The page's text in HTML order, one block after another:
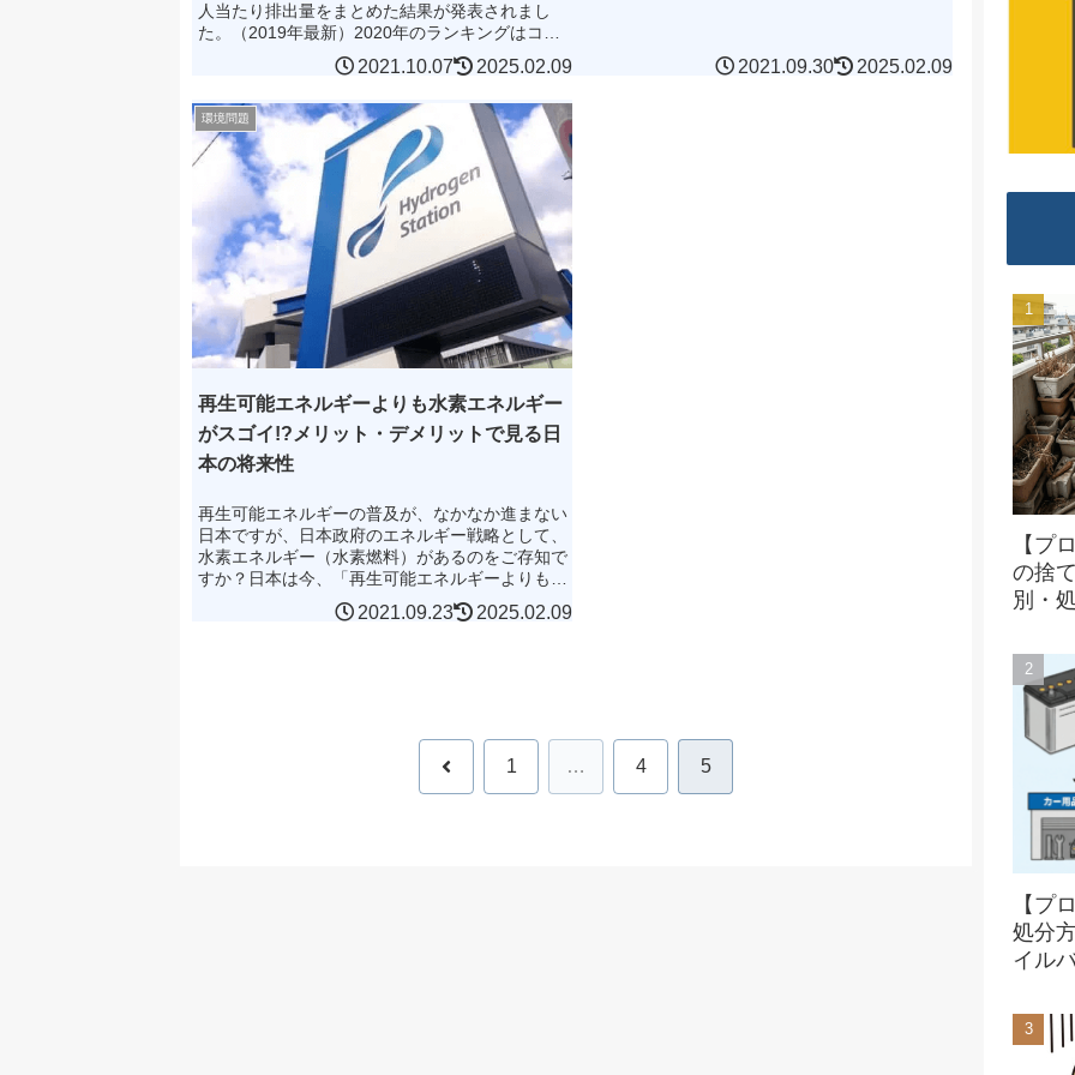
人当たり排出量をまとめた結果が発表されまし
た。（2019年最新）2020年のランキングはコチ
ラ↓気になる日本はというと、日本は世界で33番
2021.10.07 2025.02.09 2021.09.30 2025.02.09
環境問題
再生可能エネルギーよりも水素エネルギー
がスゴイ!?メリット・デメリットで見る日
本の将来性
再生可能エネルギーの普及が、なかなか進まない
日本ですが、日本政府のエネルギー戦略として、
水素エネルギー（水素燃料）があるのをご存知で
すか？日本は今、「再生可能エネルギーよりもす
ごい、究極のクリーンエネルギー」として水素エ
ネルギーの導入に積極...2021.09.23 2025.02.09
前 1 … 4 5
【プ
の捨
別・
【プ
処分
イル